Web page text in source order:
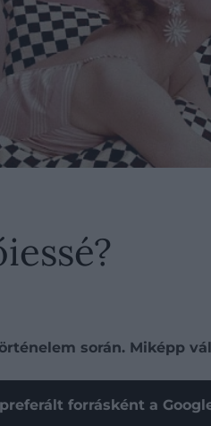
során. Miképp
forrásként a